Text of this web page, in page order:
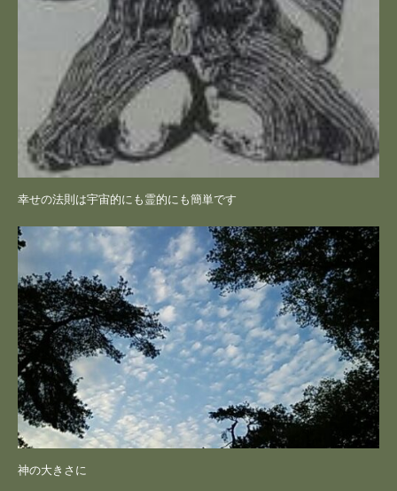
幸せの法則は宇宙的にも霊的にも簡単です
神の大きさに